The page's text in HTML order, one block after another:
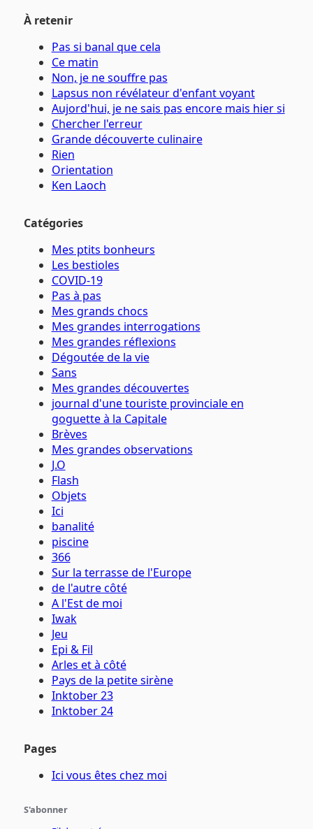
À retenir
Pas si banal que cela
Ce matin
Non, je ne souffre pas
Lapsus non révélateur d'enfant voyant
Aujord'hui, je ne sais pas encore mais hier si
Chercher l'erreur
Grande découverte culinaire
Rien
Orientation
Ken Laoch
Catégories
Mes ptits bonheurs
Les bestioles
COVID-19
Pas à pas
Mes grands chocs
Mes grandes interrogations
Mes grandes réflexions
Dégoutée de la vie
Sans
Mes grandes découvertes
journal d'une touriste provinciale en
goguette à la Capitale
Brèves
Mes grandes observations
J.O
Flash
Objets
Ici
banalité
piscine
366
Sur la terrasse de l'Europe
de l'autre côté
A l'Est de moi
Iwak
Jeu
Epi & Fil
Arles et à côté
Pays de la petite sirène
Inktober 23
Inktober 24
Pages
Ici vous êtes chez moi
S'abonner